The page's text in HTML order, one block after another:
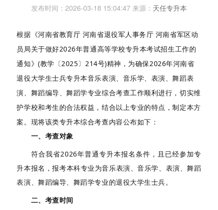
发布时间：2026-03-18 15:04:47 来源： 天任专升本
根据《河南省教育厅 河南省退役军人事务厅 河南省军区动
员局关于做好2026年普通高等学校专升本考试招生工作的
通知》(教学〔2025〕214号)精神，为确保2026年河南省
退役大学生士兵专升本音乐表演、音乐学、表演、舞蹈表
演、舞蹈编导、舞蹈学专业综合考查工作顺利进行，切实维
护学校和考生的合法权益，结合以上专业的特点，制定本方
案。现将该类专升本综合考查内容公布如下：
一、考查对象
符合我省2026年普通专升本报名条件，且已经参加专
升本报名，报考本科专业为音乐表演、音乐学、表演、舞蹈
表演、舞蹈编导、舞蹈学专业的退役大学生士兵。
二、考查时间